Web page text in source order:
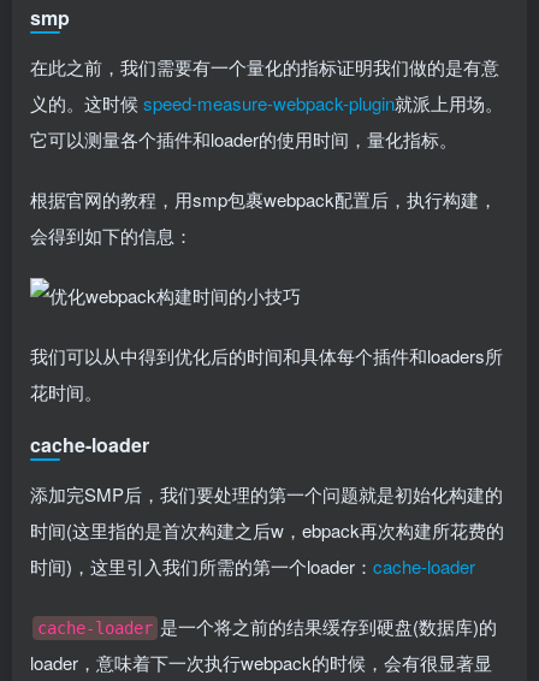
smp
在此之前，我们需要有一个量化的指标证明我们做的是有意
义的。这时候 speed-measure-webpack-plugin就派上用场。
它可以测量各个插件和loader的使用时间，量化指标。
根据官网的教程，用smp包裹webpack配置后，执行构建，
会得到如下的信息：
我们可以从中得到优化后的时间和具体每个插件和loaders所
花时间。
cache-loader
添加完SMP后，我们要处理的第一个问题就是初始化构建的
时间(这里指的是首次构建之后w，ebpack再次构建所花费的
时间)，这里引入我们所需的第一个loader： cache-loader
cache-loader 是一个将之前的结果缓存到硬盘(数据库)的
loader，意味着下一次执行webpack的时候，会有很显著显